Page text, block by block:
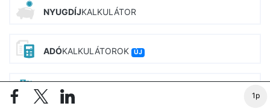
1p
NYUGDÍJKALKULÁTOR
ADÓKALKULÁTOROK ÚJ
BÉR KALKULÁTOROK